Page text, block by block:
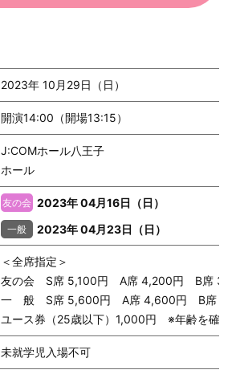
2023年 10月29日（日）
開演14:00（開場13:15）
J:COMホール八王子
ホール
2023年 04月16日（日）
2023年 04月23日（日）
＜全席指定＞
友の会 S席 5,100円 A席 4,200円 B席
一 般 S席 5,600円 A席 4,600円 B席
ユース券（25歳以下）1,000円 ※年齢を確認
未就学児入場不可